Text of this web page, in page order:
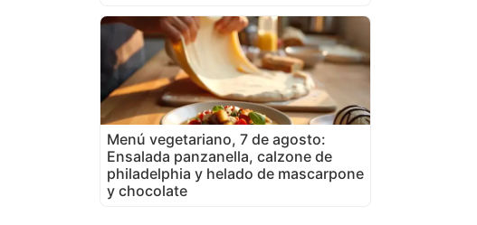
Menú vegetariano, 7 de agosto:
Ensalada panzanella, calzone de
philadelphia y helado de mascarpone
y chocolate